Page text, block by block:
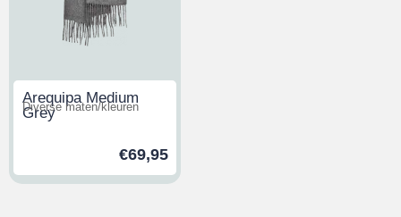
Arequipa Medium
Grey
Diverse maten/kleuren
€69,95